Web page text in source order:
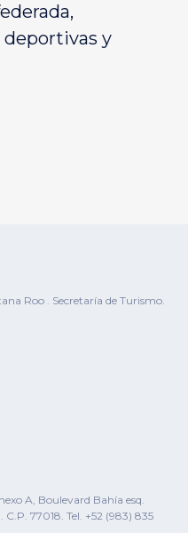
y
Roo . Secretaría de Turismo.
A, Boulevard Bahía esq.
77018. Tel. +52 (983) 835